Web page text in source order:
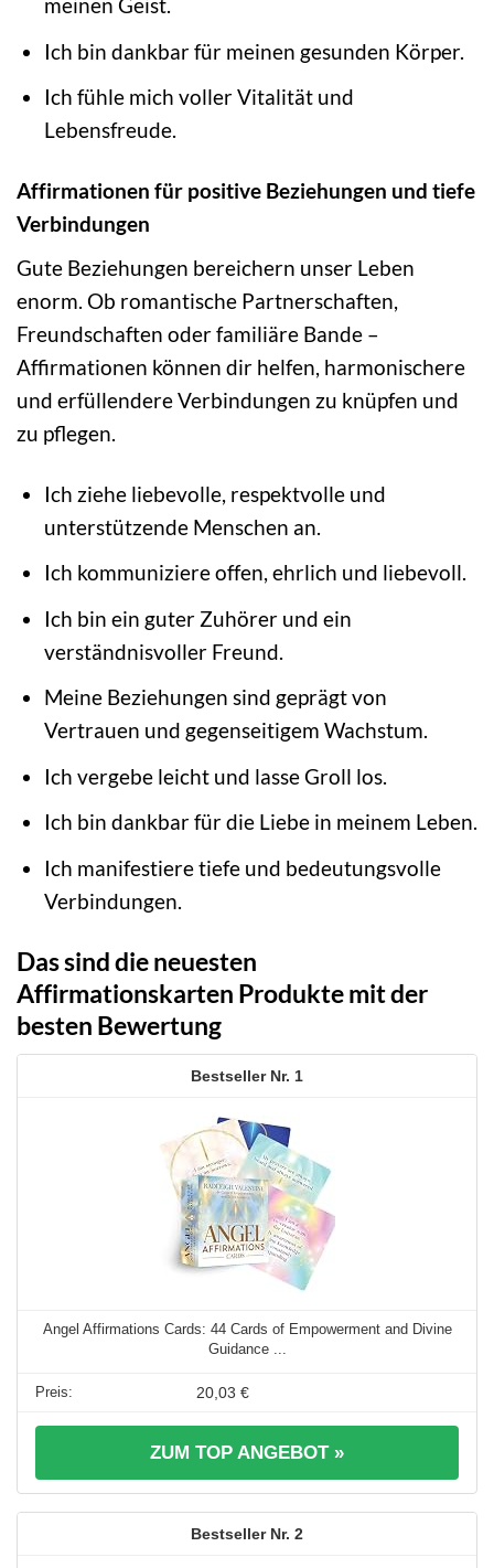
Ich bin dankbar für meinen gesunden Körper.
Ich fühle mich voller Vitalität und
Lebensfreude.
Affirmationen für positive Beziehungen und tiefe
Verbindungen
Gute Beziehungen bereichern unser Leben
enorm. Ob romantische Partnerschaften,
Freundschaften oder familiäre Bande –
Affirmationen können dir helfen, harmonischere
und erfüllendere Verbindungen zu knüpfen und
zu pflegen.
Ich ziehe liebevolle, respektvolle und
unterstützende Menschen an.
Ich kommuniziere offen, ehrlich und liebevoll.
Ich bin ein guter Zuhörer und ein
verständnisvoller Freund.
Meine Beziehungen sind geprägt von
Vertrauen und gegenseitigem Wachstum.
Ich vergebe leicht und lasse Groll los.
Ich bin dankbar für die Liebe in meinem Leben.
Ich manifestiere tiefe und bedeutungsvolle
Verbindungen.
Das sind die neuesten
Affirmationskarten Produkte mit der
besten Bewertung
1
Angel Affirmations Cards: 44 Cards of Empowerment and Divine
Guidance ...
20,03 €
ZUM TOP ANGEBOT »
2